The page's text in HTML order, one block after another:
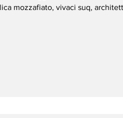
mozzafiato, vivaci suq,